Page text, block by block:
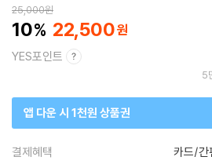
25,000원
10 22,500
YES포인트
5
앱 다운 시 1천원 상품권
결제혜택 카드/간